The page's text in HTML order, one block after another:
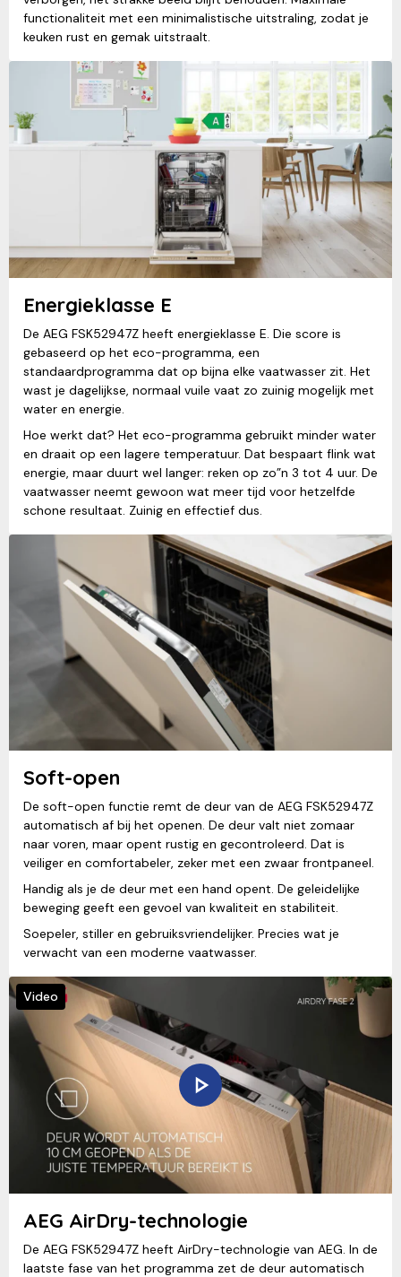
functionaliteit met een minimalistische uitstraling, zodat je
keuken rust en gemak uitstraalt.
Energieklasse E
De AEG FSK52947Z heeft energieklasse E. Die score is
gebaseerd op het eco-programma, een
standaardprogramma dat op bijna elke vaatwasser zit. Het
wast je dagelijkse, normaal vuile vaat zo zuinig mogelijk met
water en energie.
Hoe werkt dat? Het eco-programma gebruikt minder water
en draait op een lagere temperatuur. Dat bespaart flink wat
energie, maar duurt wel langer: reken op zo”n 3 tot 4 uur. De
vaatwasser neemt gewoon wat meer tijd voor hetzelfde
schone resultaat. Zuinig en effectief dus.
Soft-open
De soft-open functie remt de deur van de AEG FSK52947Z
automatisch af bij het openen. De deur valt niet zomaar
naar voren, maar opent rustig en gecontroleerd. Dat is
veiliger en comfortabeler, zeker met een zwaar frontpaneel.
Handig als je de deur met een hand opent. De geleidelijke
beweging geeft een gevoel van kwaliteit en stabiliteit.
Soepeler, stiller en gebruiksvriendelijker. Precies wat je
verwacht van een moderne vaatwasser.
Video
AEG AirDry-technologie
De AEG FSK52947Z heeft AirDry-technologie van AEG. In de
laatste fase van het programma zet de deur automatisch